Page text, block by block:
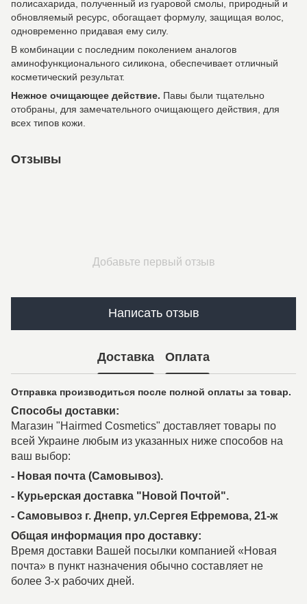
полисахарида, полученный из гуаровой смолы, природный и
обновляемый ресурс, обогащает формулу, защищая волос,
одновременно придавая ему силу.
В комбинации с последним поколением аналогов
аминофункционального силикона, обеспечивает отличный
косметический результат.
Нежное очищающее действие. Павы были тщательно
отобраны, для замечательного очищающего действия, для
всех типов кожи.
Отзывы
Добавьте первый отзыв
Написать отзыв
Доставка Оплата
Отправка производиться после полной оплаты за товар.
Способы доставки:
Магазин "Hairmed Cosmetics" доставляет товары по
всей Украине любым из указанных ниже способов на
ваш выбор:
- Новая почта (Самовывоз).
- Курьерская доставка "Новой Почтой".
- Самовывоз г. Днепр, ул.Сергея Ефремова, 21-ж
Общая информация про доставку:
Время доставки Вашей посылки компанией «Новая
почта» в пункт назначения обычно составляет не
более 3-х рабочих дней.